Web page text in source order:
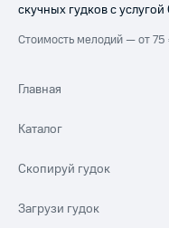
скучных гудков с услугой
Стоимость мелодий — от
Главная
Каталог
Скопируй гудок
Загрузи гудок